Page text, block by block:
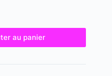
au panier